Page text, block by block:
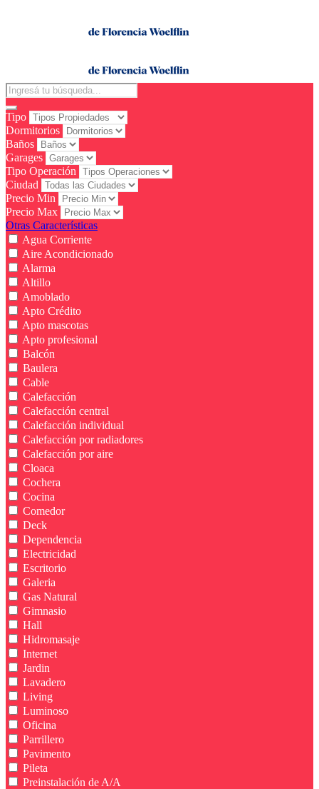
Tipo
Dormitorios
Baños
Garages
Tipo Operación
Ciudad
Precio Min
Precio Max
Otras Características
Agua Corriente
Aire Acondicionado
Alarma
Altillo
Amoblado
Apto Crédito
Apto mascotas
Apto profesional
Balcón
Baulera
Cable
Calefacción
Calefacción central
Calefacción individual
Calefacción por radiadores
Calefacción por aire
Cloaca
Cochera
Cocina
Comedor
Deck
Dependencia
Electricidad
Escritorio
Galeria
Gas Natural
Gimnasio
Hall
Hidromasaje
Internet
Jardin
Lavadero
Living
Luminoso
Oficina
Parrillero
Pavimento
Pileta
Preinstalación de A/A